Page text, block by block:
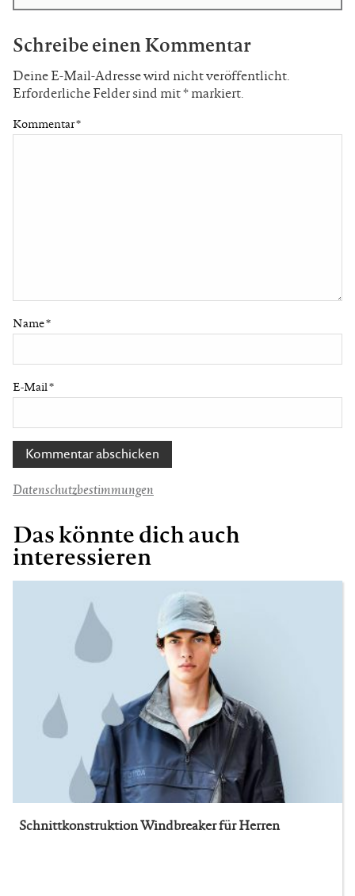
Schreibe einen Kommentar
Deine E-Mail-Adresse wird nicht veröffentlicht.
Erforderliche Felder sind mit*markiert.
Kommentar*
Name*
E-Mail*
Datenschutzbestimmungen
Das könnte dich auch
interessieren
Schnittkonstruktion Windbreaker für Herren